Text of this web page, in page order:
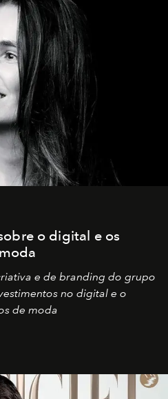
o digital e os
e de branding do grupo
no digital e o
de moda